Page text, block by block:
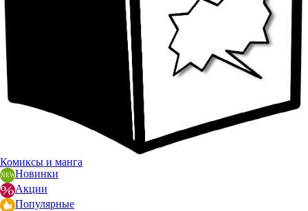
Комиксы и манга
Новинки
Акции
Популярные